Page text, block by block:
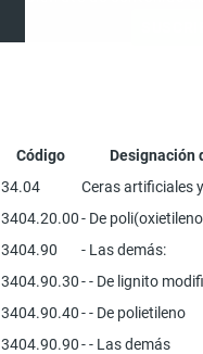
Código Designación
34.04
Ceras artificiales
3404.20.00- De
3404.90
- Las demás:
3404.90.30- - De lignito
3404.90.40- - De polietileno
3404.90.90- - Las demás